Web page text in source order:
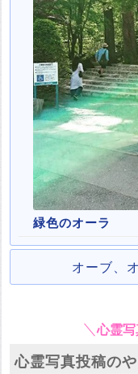
緑色のオーラ
オーブ、
心霊
心霊写真投稿の